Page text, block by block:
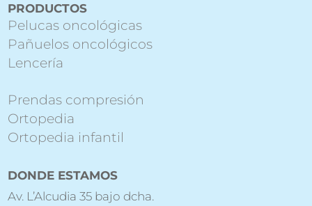
PRODUCTOS
Pelucas oncológicas
Pañuelos oncológicos
Lencería
Prendas compresión
Ortopedia
Ortopedia infantil
DONDE ESTAMOS
Av. L’Alcudia 35 bajo dcha.